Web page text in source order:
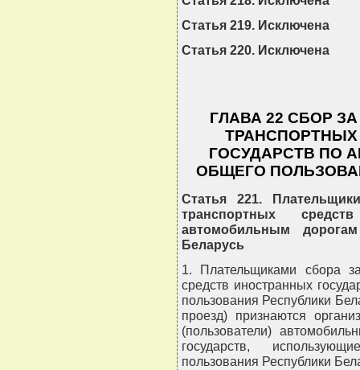
Статья 219. Исключена
Статья 220. Исключена
ГЛАВА 22 СБОР
ГОСУДАРСТВ ПО
ОБЩЕГО
Статья 221.
транспортных
автомобильным
Беларусь
1. Плательщиками сбора
средств иностранных
пользования Республики
проезд) признаются
(пользователи)
государств,
пользования Республики